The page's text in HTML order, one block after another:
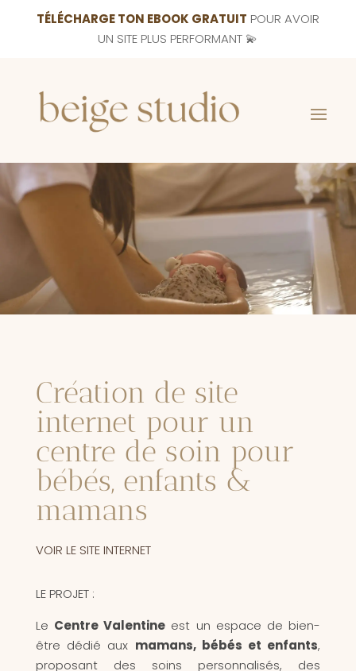
TÉLÉCHARGE TON EBOOK GRATUIT POUR AVOIR
UN SITE PLUS PERFORMANT 💫
Création de site
internet pour un
centre de soin pour
bébés, enfants &
mamans
VOIR LE SITE INTERNET
LE PROJET :
Le Centre Valentine est un espace de bien-
être dédié aux mamans, bébés et enfants,
proposant des soins personnalisés, des